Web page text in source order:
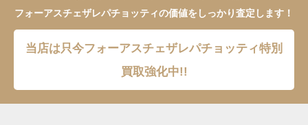
フォーアスチェザレパチョッティの価値をしっかり査定します！
当店は只今フォーアスチェザレパチョッティ特別
買取強化中!!